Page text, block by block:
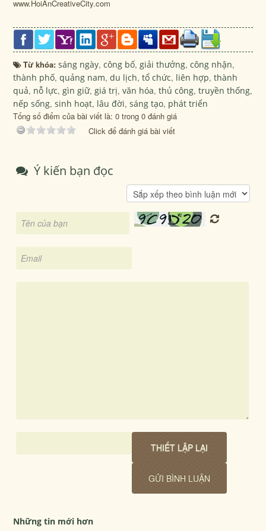
www.HoiAnCreativeCity.com
Từ khóa:sáng ngày,công bố,giải thưởng,công nhận,
thành phố,quảng nam,du lịch,tổ chức, liên hợp,thành
quả, nỗ lực,gìn giữ,giá trị,văn hóa,thủ công,truyền thống,
nếp sống,sinh hoạt, lâu đời,sáng tạo, phát triển
Tổng số điểm của bài viết là: 0 trong 0 đánh giá
Click để đánh giá bài viết
Ý kiến bạn đọc
Những tin mới hơn